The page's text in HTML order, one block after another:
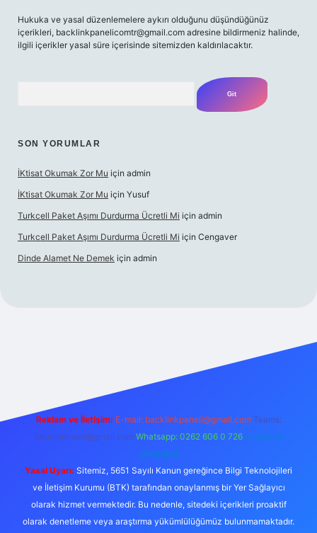
Hukuka ve yasal düzenlemelere aykırı olduğunu düşündüğünüz
içerikleri, backlinkpanelicomtr@gmail.com adresine bildirmeniz halinde,
ilgili içerikler yasal süre içerisinde sitemizden kaldırılacaktır.
SON YORUMLAR
İKtisat Okumak Zor Mu için admin
İKtisat Okumak Zor Mu için Yusuf
Turkcell Paket Aşımı Durdurma Ücretli Mi için admin
Turkcell Paket Aşımı Durdurma Ücretli Mi için Cengaver
Dinde Alamet Ne Demek için admin
Reklam ve İletişim: E-mail: backlinkpaneli@gmail.com Teams:
forumhizmeti@gmail.com Whatsapp: 0262 606 0 726 Telegram:
@karabul
Yasal Uyarı: Sitemiz, 5651 Sayılı Kanun gereğince Bilgi Teknolojileri
ve İletişim Kurumu (BTK) tarafından onaylanmış bir Yer Sağlayıcı
olarak hizmet vermektedir. Bu nedenle, sitedeki içerikleri proaktif
olarak denetleme veya araştırma yükümlülüğümüz bulunmamaktadır.